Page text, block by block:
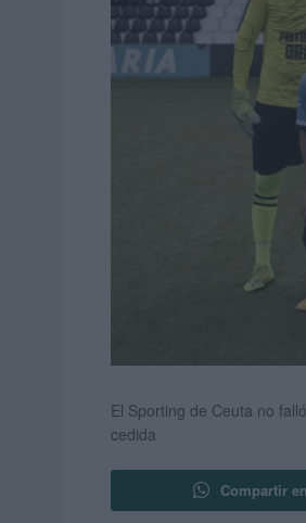
El Sporting de Ceuta no
cedida
Compartir